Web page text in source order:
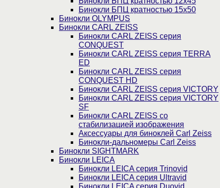
Бинокли БПЦ кратностью 15х50
Бинокли OLYMPUS
Бинокли CARL ZEISS
Бинокли CARL ZEISS серия
CONQUEST
Бинокли CARL ZEISS серия TERRA
ED
Бинокли CARL ZEISS серия
CONQUEST HD
Бинокли CARL ZEISS серия VICTORY
Бинокли CARL ZEISS серия VICTORY
SF
Бинокли CARL ZEISS со
стабилизацией изображения
Аксессуары для биноклей Carl Zeiss
Бинокли-дальномеры Carl Zeiss
Бинокли SIGHTMARK
Бинокли LEICA
Бинокли LEICA серия Trinovid
Бинокли LEICA серия Ultravid